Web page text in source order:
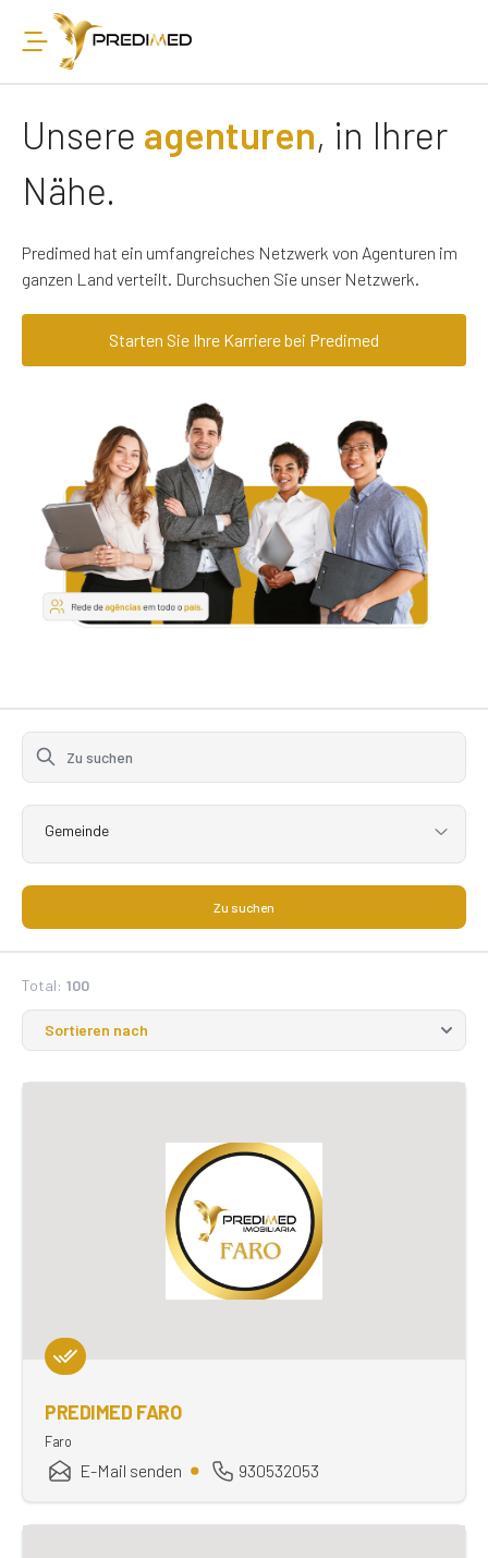
Unsere agenturen, in Ihrer
Nähe.
Predimed hat ein umfangreiches Netzwerk von Agenturen im
ganzen Land verteilt. Durchsuchen Sie unser Netzwerk.
Starten Sie Ihre Karriere bei Predimed
Gemeinde
Zu suchen
Total: 100
PREDIMED FARO
Faro
E-Mail senden 930532053